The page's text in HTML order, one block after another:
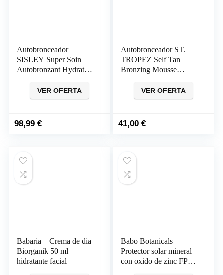
Autobronceador
SISLEY Super Soin
Autobronzant Hydratant
VER OFERTA
98,99€
Autobronceador ST.
TROPEZ Self Tan
Bronzing Mousse
(240ml)VER OFERTA
41,00€
Babaria – Crema de dia
Biorganik 50 ml
hidratante facial
Babo Botanicals
Protector solar mineral
con oxido de zinc FPS